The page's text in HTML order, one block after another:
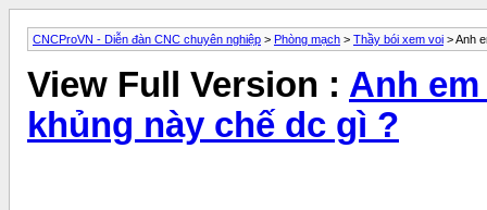
CNCProVN - Diễn đàn CNC chuyên nghiệp > Phòng mạch > Thầy bói xem voi > Anh
View Full Version : Anh
khủng này chế dc gì ?